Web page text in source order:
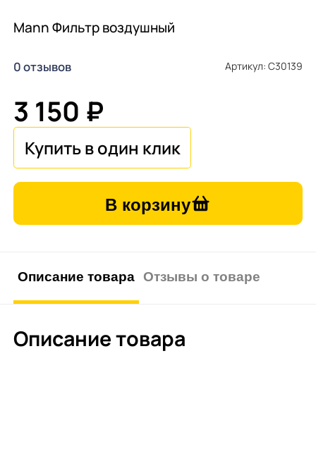
Mann Фильтр воздушный
0 отзывов Артикул: C30139
3 150 ₽
В корзину
Описание товара Отзывы о товаре
Описание товара